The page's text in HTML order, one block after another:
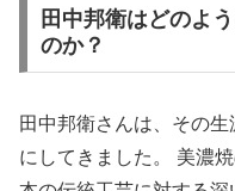
田中邦衛はどのよ
のか？
田中邦衛さんは、その
にしてきました。 美濃